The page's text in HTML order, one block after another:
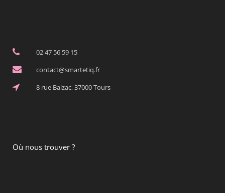
02 47 56 59 15
contact@smartetiq.fr
8 rue Balzac, 37000 Tours
Où nous trouver ?